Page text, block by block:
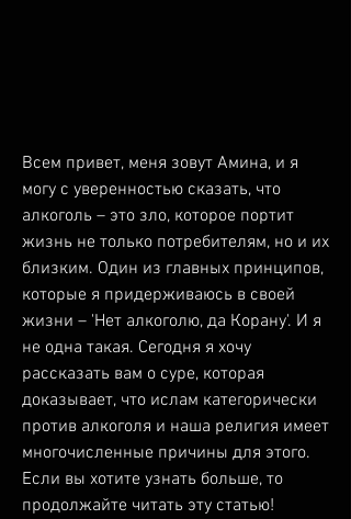
Всем привет, меня зовут Амина, и я
могу с уверенностью сказать, что
алкоголь – это зло, которое портит
жизнь не только потребителям, но и их
близким. Один из главных принципов,
которые я придерживаюсь в своей
жизни – 'Нет алкоголю, да Корану'. И я
не одна такая. Сегодня я хочу
рассказать вам о суре, которая
доказывает, что ислам категорически
против алкоголя и наша религия имеет
многочисленные причины для этого.
Если вы хотите узнать больше, то
продолжайте читать эту статью!